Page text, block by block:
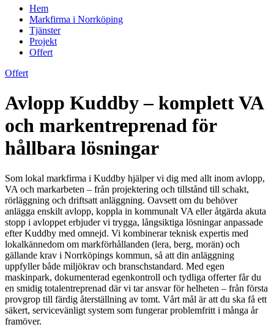
Hem
Markfirma i Norrköping
Tjänster
Projekt
Offert
Offert
Avlopp Kuddby – komplett VA
och markentreprenad för
hållbara lösningar
Som lokal markfirma i Kuddby hjälper vi dig med allt inom avlopp,
VA och markarbeten – från projektering och tillstånd till schakt,
rörläggning och driftsatt anläggning. Oavsett om du behöver
anlägga enskilt avlopp, koppla in kommunalt VA eller åtgärda akuta
stopp i avloppet erbjuder vi trygga, långsiktiga lösningar anpassade
efter Kuddby med omnejd. Vi kombinerar teknisk expertis med
lokalkännedom om markförhållanden (lera, berg, morän) och
gällande krav i Norrköpings kommun, så att din anläggning
uppfyller både miljökrav och branschstandard. Med egen
maskinpark, dokumenterad egenkontroll och tydliga offerter får du
en smidig totalentreprenad där vi tar ansvar för helheten – från första
provgrop till färdig återställning av tomt. Vårt mål är att du ska få ett
säkert, servicevänligt system som fungerar problemfritt i många år
framöver.